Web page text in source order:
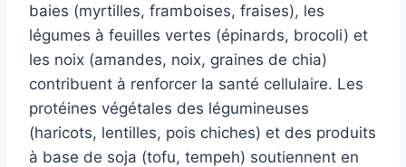
baies (myrtilles, framboises, fraises), les
légumes à feuilles vertes (épinards, brocoli) et
les noix (amandes, noix, graines de chia)
contribuent à renforcer la santé cellulaire. Les
protéines végétales des légumineuses
(haricots, lentilles, pois chiches) et des produits
à base de soja (tofu, tempeh) soutiennent en